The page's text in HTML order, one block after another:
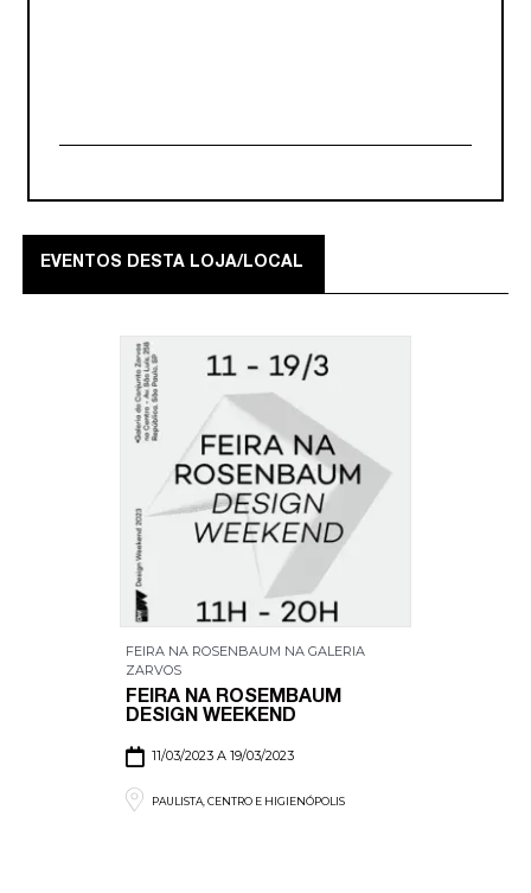
EVENTOS DESTA LOJA/LOCAL
FEIRA NA ROSENBAUM NA GALERIA
ZARVOS
FEIRA NA ROSEMBAUM
DESIGN WEEKEND
11/03/2023 A 19/03/2023
PAULISTA, CENTRO E HIGIENÓPOLIS